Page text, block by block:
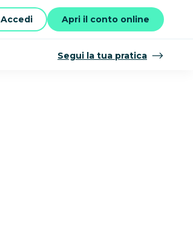
Accedi Apri il conto online
Segui la tua pratica